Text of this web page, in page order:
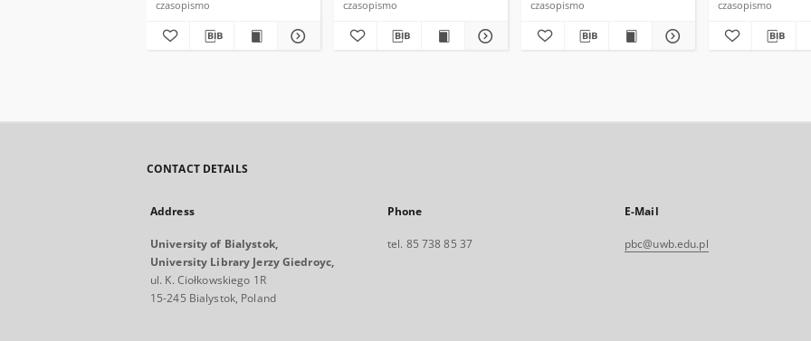
czasopismo
czasopismo
czasopismo
czasopismo
CONTACT DETAILS
Address
University of Bialystok,
University Library Jerzy Giedroyc,
ul. K. Ciołkowskiego 1R
15-245 Bialystok, Poland
Phone
tel. 85 738 85 37
E-Mail
pbc@uwb.edu.pl